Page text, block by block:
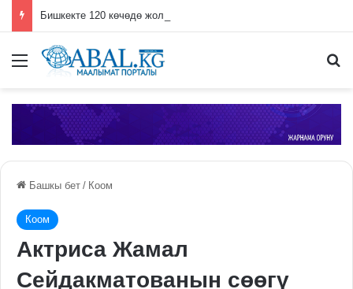
Бишкекте 120 көчөдө жол оңдоо иштери жүрүп жатат
Меню
Башкы бет / Коом
Коом
Актриса Жамал
Сейдакматованын сөөгү